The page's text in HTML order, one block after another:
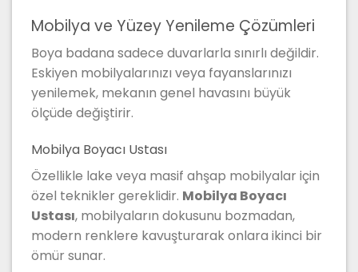
Mobilya ve Yüzey Yenileme Çözümleri
Boya badana sadece duvarlarla sınırlı değildir.
Eskiyen mobilyalarınızı veya fayanslarınızı
yenilemek, mekanın genel havasını büyük
ölçüde değiştirir.
Mobilya Boyacı Ustası
Özellikle lake veya masif ahşap mobilyalar için
özel teknikler gereklidir. Mobilya Boyacı
Ustası, mobilyaların dokusunu bozmadan,
modern renklere kavuşturarak onlara ikinci bir
ömür sunar.